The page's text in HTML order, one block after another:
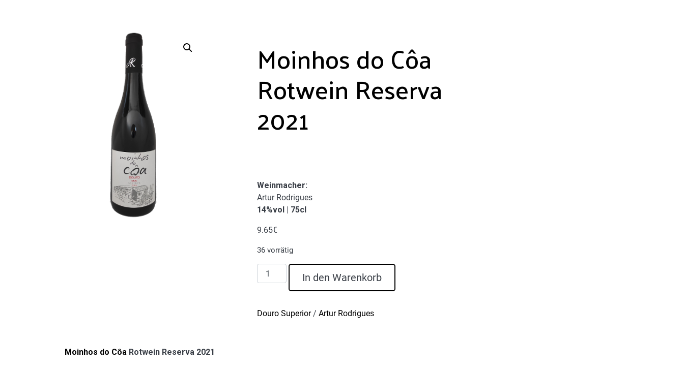
Moinhos do Côa
Rotwein Reserva
2021
Weinmacher:
Artur Rodrigues
14%vol | 75cl
9.65€
36 vorrätig
Moinhos
do
Reserva
In den Warenkorb
Douro Superior/ Artur Rodrigues
Moinhos do Côa Rotwein Reserva 2021